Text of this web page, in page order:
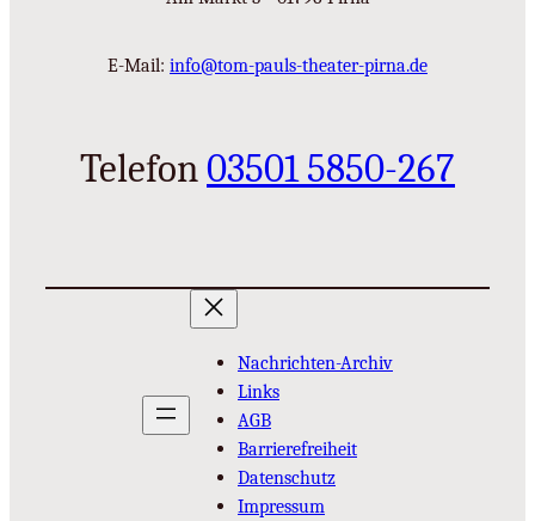
E-Mail: info@tom-pauls-theater-pirna.de
Telefon03501 5850-267
Nachrichten-Archiv
Links
AGB
Barrierefreiheit
Datenschutz
Impressum